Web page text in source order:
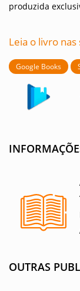
produzida
Leia o livro
Google Books
OUTRAS